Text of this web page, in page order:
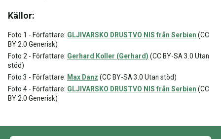
Källor:
Foto 1 - Författare: GLJIVARSKO DRUSTVO NIS från Serbien (CC
BY 2.0 Generisk)
Foto 2 - Författare: Gerhard Koller (Gerhard) (CC BY-SA 3.0 Utan
stöd)
Foto 3 - Författare: Max Danz (CC BY-SA 3.0 Utan stöd)
Foto 4 - Författare: GLJIVARSKO DRUSTVO NIS från Serbien (CC
BY 2.0 Generisk)